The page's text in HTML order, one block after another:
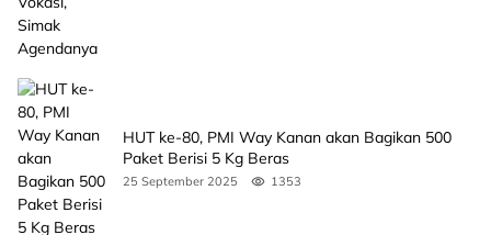
HUT ke-80, PMI Way Kanan akan Bagikan 500
Paket Berisi 5 Kg Beras
25 September 2025 1353